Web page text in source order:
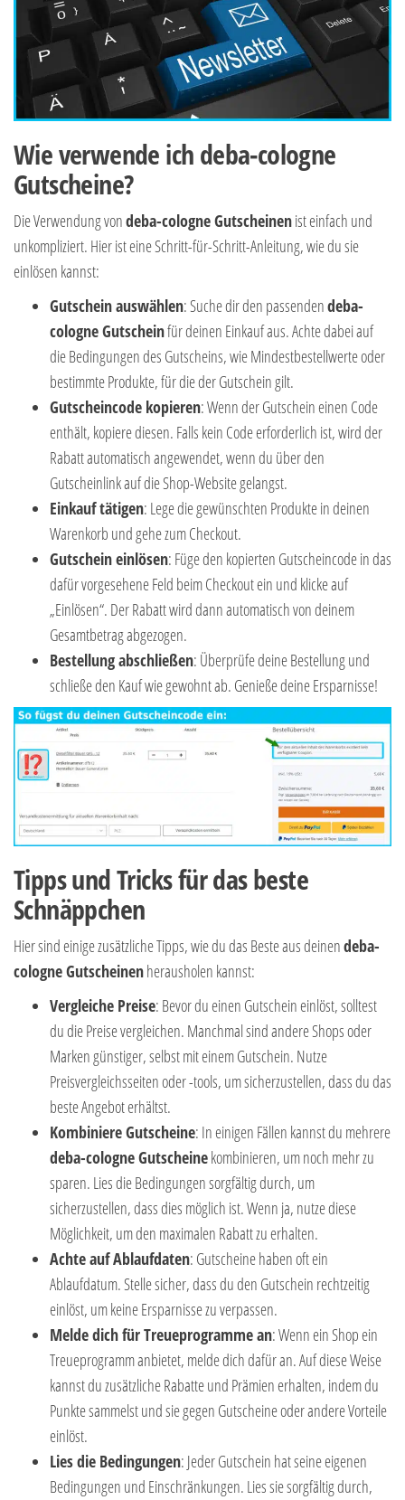
Wie verwende ich deba-cologne
Gutscheine?
Die Verwendung vondeba-cologne Gutscheinenist einfach und
unkompliziert. Hier ist eine Schritt-für-Schritt-Anleitung, wie du sie
einlösen kannst:
Gutschein auswählen: Suche dir den passendendeba-
cologne Gutscheinfür deinen Einkauf aus. Achte dabei auf
die Bedingungen des Gutscheins, wie Mindestbestellwerte oder
bestimmte Produkte, für die der Gutschein gilt.
Gutscheincode kopieren: Wenn der Gutschein einen Code
enthält, kopiere diesen. Falls kein Code erforderlich ist, wird der
Rabatt automatisch angewendet, wenn du über den
Gutscheinlink auf die Shop-Website gelangst.
Einkauf tätigen: Lege die gewünschten Produkte in deinen
Warenkorb und gehe zum Checkout.
Gutschein einlösen: Füge den kopierten Gutscheincode in das
dafür vorgesehene Feld beim Checkout ein und klicke auf
„Einlösen“. Der Rabatt wird dann automatisch von deinem
Gesamtbetrag abgezogen.
Bestellung abschließen: Überprüfe deine Bestellung und
schließe den Kauf wie gewohnt ab. Genieße deine Ersparnisse!
Tipps und Tricks für das beste
Schnäppchen
Hier sind einige zusätzliche Tipps, wie du das Beste aus deinendeba-
cologne Gutscheinenherausholen kannst:
Vergleiche Preise: Bevor du einen Gutschein einlöst, solltest
du die Preise vergleichen. Manchmal sind andere Shops oder
Marken günstiger, selbst mit einem Gutschein. Nutze
Preisvergleichsseiten oder -tools, um sicherzustellen, dass du das
beste Angebot erhältst.
Kombiniere Gutscheine: In einigen Fällen kannst du mehrere
deba-cologne Gutscheinekombinieren, um noch mehr zu
sparen. Lies die Bedingungen sorgfältig durch, um
sicherzustellen, dass dies möglich ist. Wenn ja, nutze diese
Möglichkeit, um den maximalen Rabatt zu erhalten.
Achte auf Ablaufdaten: Gutscheine haben oft ein
Ablaufdatum. Stelle sicher, dass du den Gutschein rechtzeitig
einlöst, um keine Ersparnisse zu verpassen.
Melde dich für Treueprogramme an: Wenn ein Shop ein
Treueprogramm anbietet, melde dich dafür an. Auf diese Weise
kannst du zusätzliche Rabatte und Prämien erhalten, indem du
Punkte sammelst und sie gegen Gutscheine oder andere Vorteile
einlöst.
Lies die Bedingungen: Jeder Gutschein hat seine eigenen
Bedingungen und Einschränkungen. Lies sie sorgfältig durch,